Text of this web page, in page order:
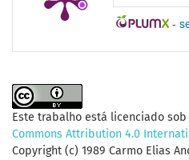
-
Este trabalho está licenciado
Commons Attribution 4.0
Copyright (c) 1989 Carmo Elias